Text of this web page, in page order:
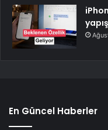
En Güncel Haberler